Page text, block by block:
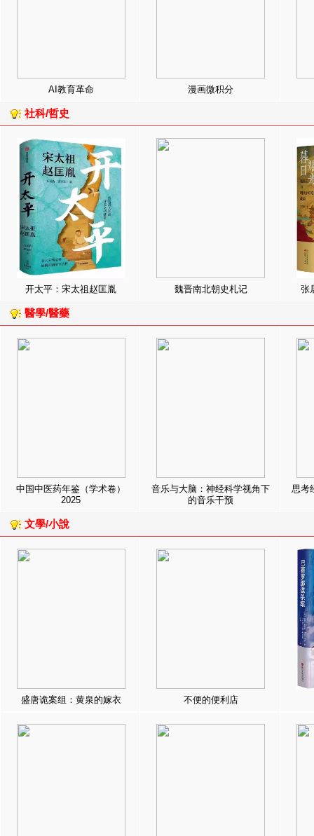
AI教育革命 漫画微积分
社科/哲史
开太平：宋太祖赵匡胤 魏晋南北朝史札记 张
醫學/醫藥
中国中医药年鉴（学术卷）
2025
音乐与大脑：神经科学视角下
的音乐干预
思考
文學/小說
盛唐诡案组：黄泉的嫁衣 不便的便利店